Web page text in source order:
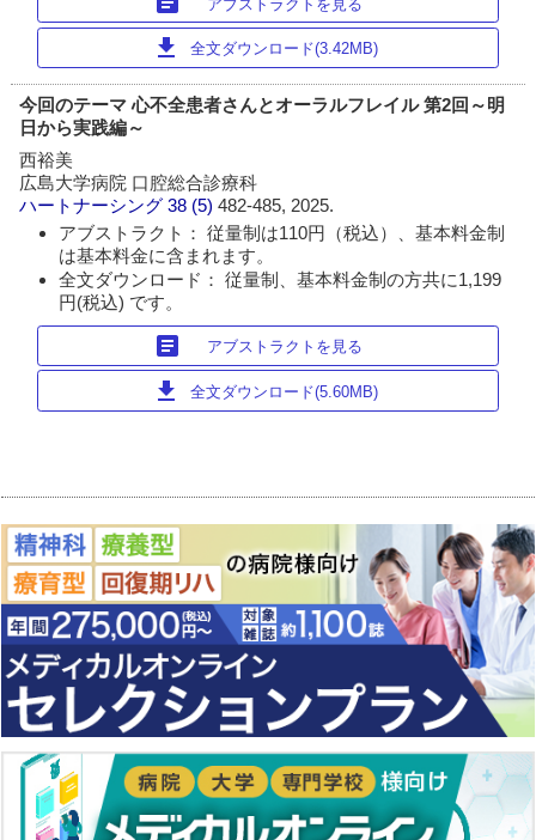
アブストラクトを見る
download 全文ダウンロード(3.42MB)
今回のテーマ 心不全患者さんとオーラルフレイル 第2回～明
日から実践編～
西裕美
広島大学病院 口腔総合診療科
ハートナーシング 38 (5)482-485, 2025.
アブストラクト： 従量制は110円（税込）、基本料金制
は基本料金に含まれます。
全文ダウンロード： 従量制、基本料金制の方共に1,199
円(税込) です。
article アブストラクトを見る
download 全文ダウンロード(5.60MB)